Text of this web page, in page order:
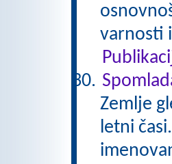
varnosti
Zemlje
letni